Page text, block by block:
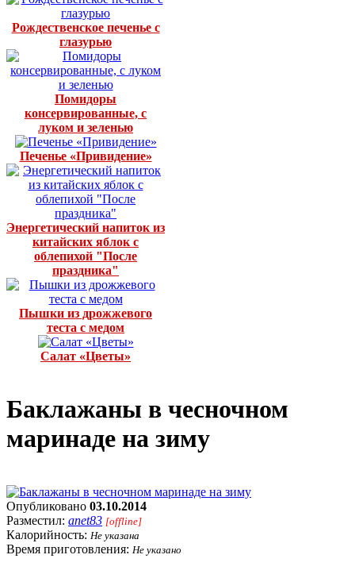
Рождественское печенье с
глазурью
Помидоры
консервированные, с
луком и зеленью
Печенье «Привидение»
Энергетический напиток из
китайских яблок с
облепихой "После
праздника"
Пышки из дрожжевого
теста с медом
Салат «Цветы»
Баклажаны в чесночном
маринаде на зиму
Опубликовано 03.10.2014
Разместил: anet83 [offline]
Калорийность: Не указана
Время приготовления: Не указано